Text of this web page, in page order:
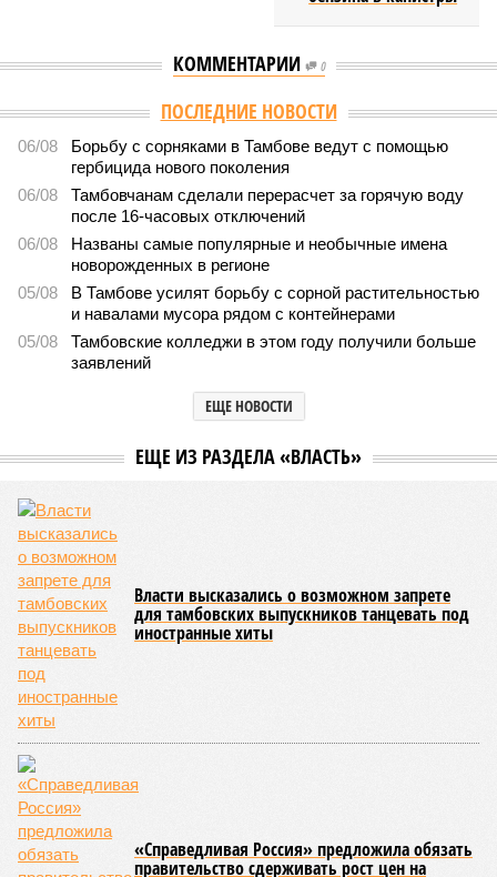
КОММЕНТАРИИ 0
Версия //Общество //
В регионе подвели итоги ЕГЭ: 16 выпускников
остались без школьных аттестатов, а 8 человек достигли отметки в 200
баллов
В регионе подвели итоги ЕГЭ: 16 выпускников остались
без школьных аттестатов, а 8 человек достигли отметки в
200 баллов
От фиаско до триумфа
В регионе подвели итоги ЕГЭ: 16 выпускников остались без школьных
аттестатов, а 8 человек достигли отметки в 200 баллов (фото:
министерство образования Тамбовской области)
Глава Минобразования Тамбовской области Татьяна Котельникова
представила итоги проведения Единого государственного
экзамена. По ключевым предметам, как естественно-научным,
так и гуманитарным (за исключением географии), средние
баллы в Тамбовской области превысили общероссийские
показатели.
По словам
испытания проходили около 3,5 тысяч выпускников.
Наблюдается существенный рост числа выпускников,
получивших 60 и более баллов по естественно-научным
дисциплинам по сравнению с предыдущим годом. Такой
уровень баллов открывает перед абитуриентами широкие
возможности для поступления в технические вузы.
«14% выпускников области не преодолели минимальный